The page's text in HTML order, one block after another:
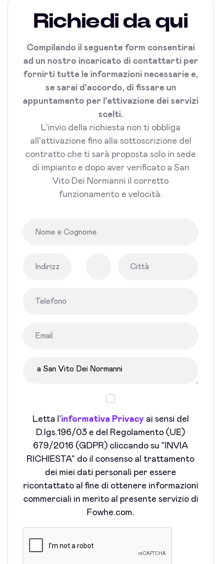
Richiedi da qui
Compilando il seguente form consentirai
ad un nostro incaricato di contattarti per
fornirti tutte le informazioni necessarie e,
se sarai d'accordo, di fissare un
appuntamento per l'attivazione dei servizi
scelti.
L'invio della richiesta non ti obbliga
all'attivazione fino alla sottoscrizione del
contratto che ti sarà proposta solo in sede
di impianto e dopo aver verificato a San
Vito Dei Normanni il corretto
funzionamento e velocità.
Letta l'informativa Privacyai sensi del
D.lgs.196/03 e del Regolamento (UE)
679/2016 (GDPR) cliccando su "INVIA
RICHIESTA" do il consenso al trattamento
dei miei dati personali per essere
ricontattato al fine di ottenere informazioni
commerciali in merito al presente servizio di
Fowhe.com.